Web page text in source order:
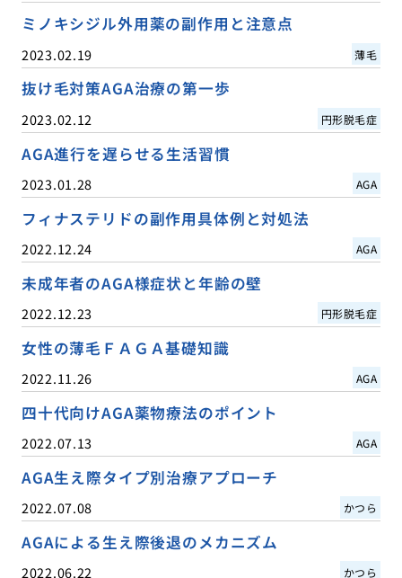
ミノキシジル外用薬の副作用と注意点
2023.02.19 薄毛
抜け毛対策AGA治療の第一歩
2023.02.12 円形脱毛症
AGA進行を遅らせる生活習慣
2023.01.28 AGA
フィナステリドの副作用具体例と対処法
2022.12.24 AGA
未成年者のAGA様症状と年齢の壁
2022.12.23 円形脱毛症
女性の薄毛ＦＡＧＡ基礎知識
2022.11.26 AGA
四十代向けAGA薬物療法のポイント
2022.07.13 AGA
AGA生え際タイプ別治療アプローチ
2022.07.08 かつら
AGAによる生え際後退のメカニズム
2022.06.22 かつら